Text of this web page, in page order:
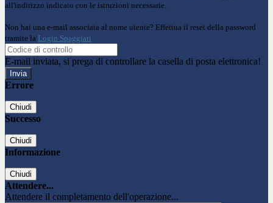
all'indirizzo indicato con le istruzioni necessarie.
Non hai una e-mail associata al nome utente? Effettua il reset della password
tramite la Login Spaggiari
E-mail inviata, si prega di controllare la casella di posta elettronica!
Errore
Chiudi
Successo
Chiudi
Informazione
Chiudi
Attendere...
Attendere il completamento dell'operazione...